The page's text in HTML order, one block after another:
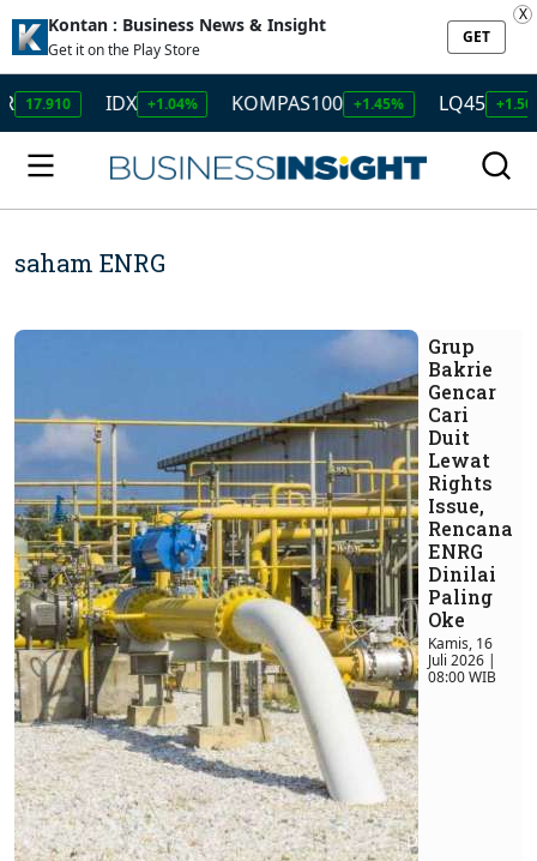
Kontan : Business News & Insight
Get it on the Play Store
GET
X
IDX +1.04% KOMPAS100 +1.45% LQ45 +1.50% ISSI
saham ENRG
Grup
Bakrie
Gencar
Cari
Duit
Lewat
Rights
Issue,
Rencana
ENRG
Dinilai
Paling
Oke
Kamis, 16
Juli 2026 |
08:00 WIB